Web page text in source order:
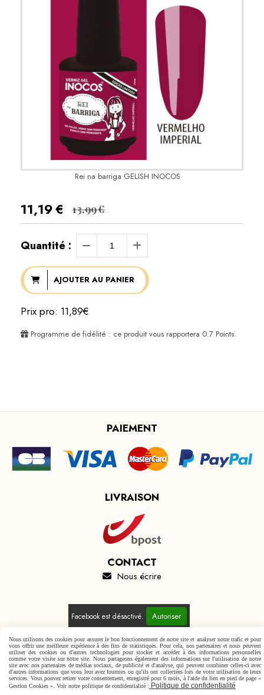
Rei na barriga GELISH INOCOS
11,19€ 13,99€
Quantité :
AJOUTER AU PANIER
Prix pro: 11,89€
Programme de fidélité : ce produit vous rapportera 0.7 Points.
PAIEMENT
LIVRAISON
CONTACT
 Nous écrire
Facebook est désactivé. Autoriser
Mentions Légales
Conditions générales de vente
Politique de confidentialité
Gestion cookies Mon Compte
Nous utilisons des cookies pour assurer le bon fonctionnement de notre site et analyser notre trafic et pour
vous offrir une meilleure expérience à des fins de statistiques. Pour cela, nos partenaires et nous peuvent
utiliser des cookies ou d'autres technologies pour stocker et accéder à des informations personnelles
comme votre visite sur notre site. Nous partageons également des informations sur l'utilisation de notre
site avec nos partenaires de médias sociaux, de publicité et d'analyse, qui peuvent combiner celles-ci avec
d'autres informations que vous leur avez fournies ou qu'ils ont collectées lors de votre utilisation de leurs
services. Vous pouvez retirer votre consentement, enregistré pour 6 mois, à l'aide du lien en pied de page «
Gestion Cookies ». Voir notre politique de confidentialité : Politique de confidentialité